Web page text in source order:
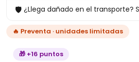
🛡 ¿Llega dañado en el transporte?
🔥 Preventa · unidades limitadas
🎁 +16 puntos